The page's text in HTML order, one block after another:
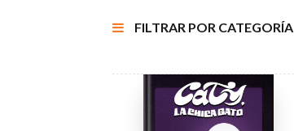
FILTRAR POR CATEGORÍA